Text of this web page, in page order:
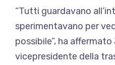
“Tutti guardavano
sperimentavano per
possibile”, ha
vicepresidente della